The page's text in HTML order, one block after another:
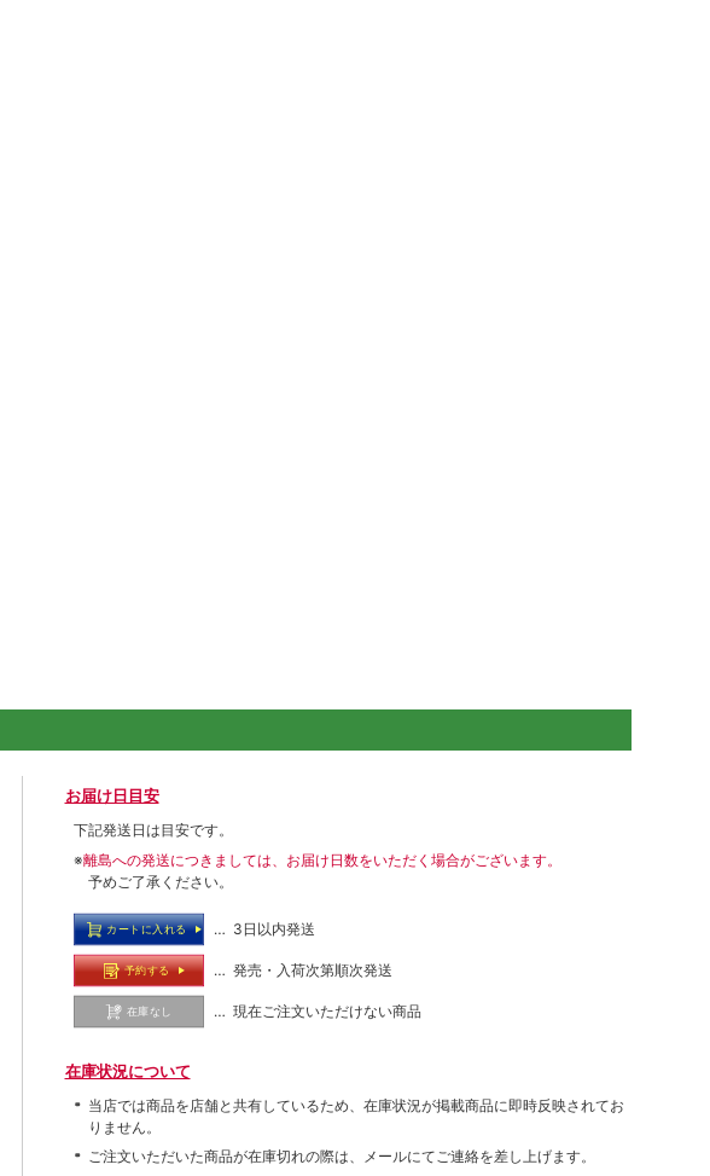
お届け日目安
下記発送日は目安です。
※離島への発送につきましては、お届け日数をいただく場合がございます。
予めご了承ください。
カートに入れる … 3日以内発送
予約する … 発売・入荷次第順次発送
在庫なし … 現在ご注文いただけない商品
在庫状況について
当店では商品を店舗と共有しているため、在庫状況が掲載商品に即時反映されてお
りません。
ご注文いただいた商品が在庫切れの際は、メールにてご連絡を差し上げます。